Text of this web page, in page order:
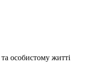
особистому житті